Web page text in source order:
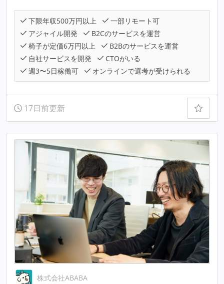
下限年収500万円以上
一部リモート可
アジャイル開発
B2Cのサービスを運営
椅子が定価6万円以上
B2Bのサービスを運営
自社サービスを開発
CTOがいる
週3〜5日稼働可
オンラインで選考が受けられる
17日前更新
株式会社ABABA